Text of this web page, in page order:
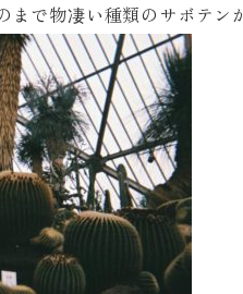
まで物凄い種類のサボテン